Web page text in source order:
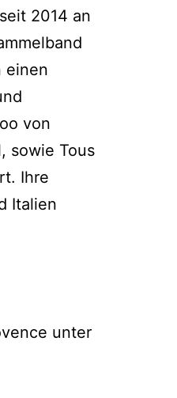
2014 an
einen
von
sowie Tous
Ihre
Italien
unter